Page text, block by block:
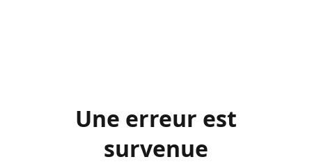
Une erreur est
survenue